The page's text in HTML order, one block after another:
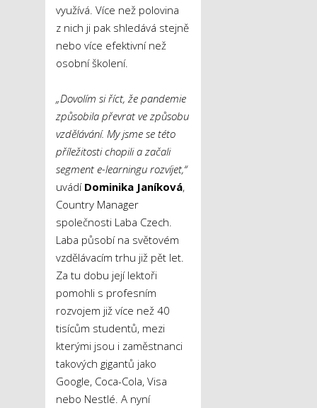
využívá. Více než polovina
z nich ji pak shledává stejně
nebo více efektivní než
osobní školení.
„Dovolím si říct, že pandemie
způsobila převrat ve způsobu
vzdělávání. My jsme se této
příležitosti chopili a začali
segment e-learningu rozvíjet,“
uvádí Dominika Janíková,
Country Manager
společnosti Laba Czech.
Laba působí na světovém
vzdělávacím trhu již pět let.
Za tu dobu její lektoři
pomohli s profesním
rozvojem již více než 40
tisícům studentů, mezi
kterými jsou i zaměstnanci
takových gigantů jako
Google, Coca-Cola, Visa
nebo Nestlé. A nyní